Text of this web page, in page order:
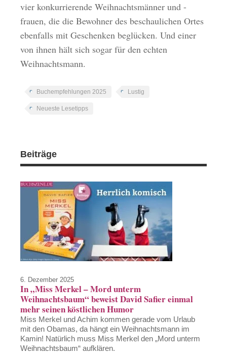
vier konkurrierende Weihnachtsmänner und -
frauen, die die Bewohner des beschaulichen Ortes
ebenfalls mit Geschenken beglücken. Und einer
von ihnen hält sich sogar für den echten
Weihnachtsmann.
Buchempfehlungen 2025 Lustig
Neueste Lesetipps
Beiträge
6. Dezember 2025
In „Miss Merkel – Mord unterm
Weihnachtsbaum“ beweist David Safier einmal
mehr seinen köstlichen Humor
Miss Merkel und Achim kommen gerade vom Urlaub
mit den Obamas, da hängt ein Weihnachtsmann im
Kamin! Natürlich muss Miss Merkel den „Mord unterm
Weihnachtsbaum“ aufklären.